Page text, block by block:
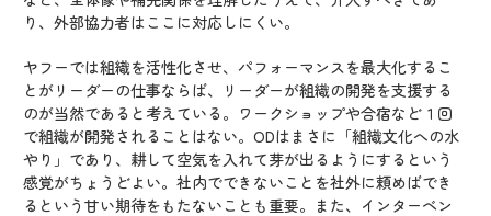
り、外部協力者はここに対応しにくい。
ヤフーでは組織を活性化させ、パフォーマンスを最大化するこ
とがリーダーの仕事ならば、リーダーが組織の開発を支援する
のが当然であると考えている。ワークショップや合宿など１回
で組織が開発されることはない。ODはまさに「組織文化への水
やり」であり、耕して空気を入れて芽が出るようにするという
感覚がちょうどよい。社内でできないことを社外に頼めばでき
るという甘い期待をもたないことも重要。また、インターベン